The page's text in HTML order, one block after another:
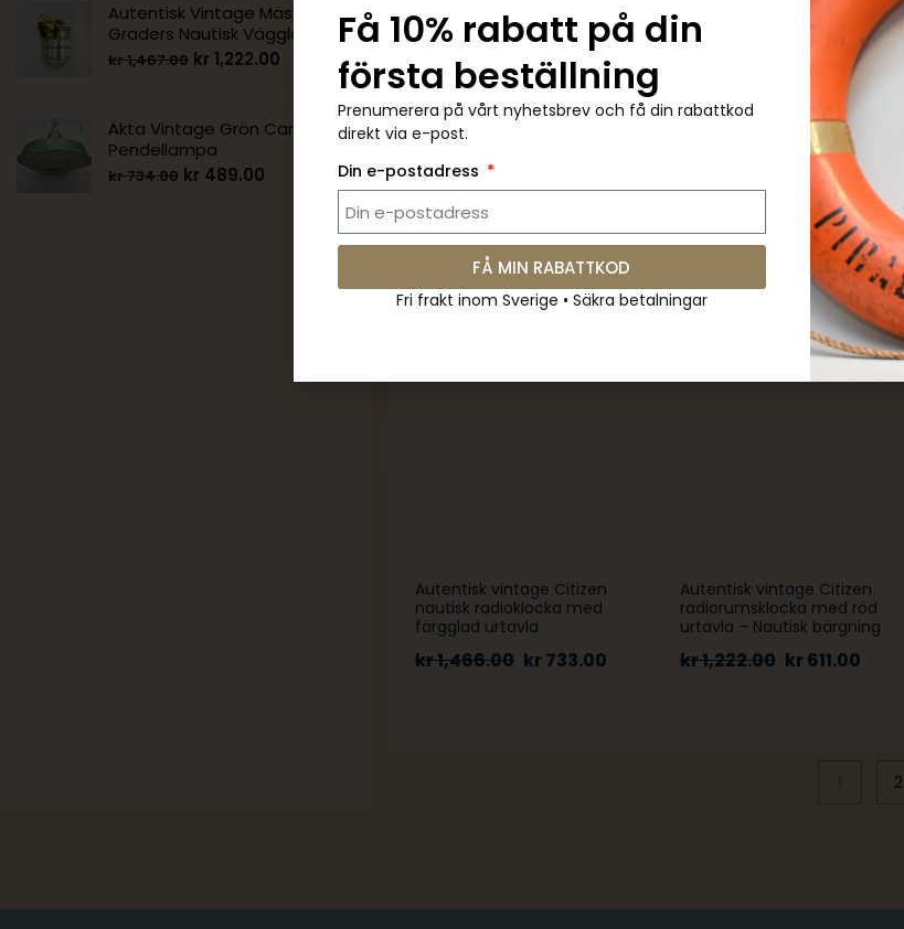
Autentisk Vintage Mässing 90
Graders Nautisk Vägglampa
kr1,467.00 kr 1,222.00
Äkta Vintage Grön Cargo
Pendellampa
kr734.00 kr 489.00
Clock med färgad urtavla –
Vintage Ships Salvage
kr1,466.00
Radiorumsklocka med Färgad
Urtavla Blå – Vintage
Maritime Salvage
733.00
Autentisk vintage Citizen
nautisk radioklocka med
färgglad urtavla
kr1,466.00 kr733.00
HOT
-50%
Autentisk vintage Citizen
radiorumsklocka med röd
urtavla – Nautisk bärgning
kr1,222.00 kr611.00
2
Få 10% rabatt på din
första beställning
Prenumerera på vårt nyhetsbrev och få din rabattkod
direkt via e-post.
Din e-postadress
FÅ MIN RABATTKOD
Fri frakt inom Sverige • Säkra betalningar